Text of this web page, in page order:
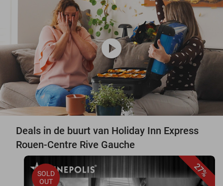
play_circle
Deals in de buurt van Holiday Inn Express
Rouen-Centre Rive Gauche
27%
SOLD
OUT